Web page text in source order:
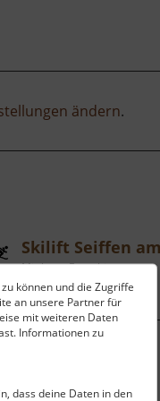
können und die Zugriffe
an unsere Partner für
mit weiteren Daten
Informationen zu
dass deine Daten in den
ändern.
Mittleres Erzgebirge
vom 10.06.2026 / Zugriffe: 2315
vom aktuellen Standort